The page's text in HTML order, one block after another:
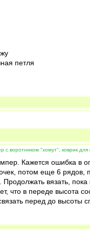
петля
воротником "хомут", коврик для
Кажется ошибка в
потом еще 6
вязать,
что в переде высота
перед до